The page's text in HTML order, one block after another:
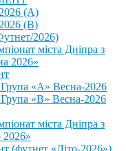
(А)
(В)
2026)
міста Дніпра з
2026»
«А» Весна-2026
«В» Весна-2026
міста Дніпра з
2026»
(футнет «Літо-2026»)